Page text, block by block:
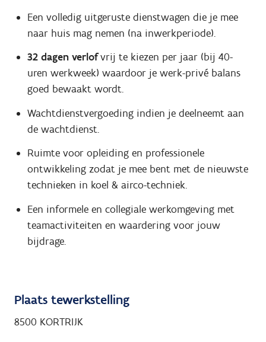
Een volledig uitgeruste dienstwagen die je mee
naar huis mag nemen (na inwerkperiode).
32 dagen verlofvrij te kiezen per jaar (bij 40-
uren werkweek) waardoor je werk-privé balans
goed bewaakt wordt.
Wachtdienstvergoeding indien je deelneemt aan
de wachtdienst.
Ruimte voor opleiding en professionele
ontwikkeling zodat je mee bent met de nieuwste
technieken in koel & airco-techniek.
Een informele en collegiale werkomgeving met
teamactiviteiten en waardering voor jouw
bijdrage.
Plaats tewerkstelling
8500 KORTRIJK